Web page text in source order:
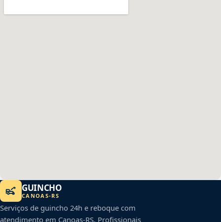
GUINCHO
CANOAS-RS
Serviços de guincho 24h e reboque com
atendimento em Canoas-RS. Profissionais